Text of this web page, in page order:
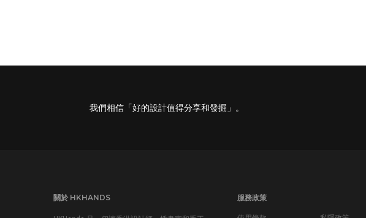
我們相信「好的設計值得分享和發掘」。
關於 HKHANDS 服務政策